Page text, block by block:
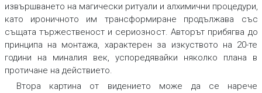
извършването на магически ритуали и алхимични процедури,
като ироничното им трансформиране продължава със
същата тържественост и сериозност. Авторът прибягва до
принципа на монтажа, характерен за изкуството на 20-те
години на миналия век, успоредявайки няколко плана в
протичане на действието.
Втора картина от видението може да се нарече